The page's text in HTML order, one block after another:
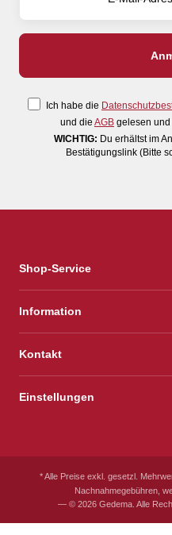
Ich habe die
und die AGB gelesen und
WICHTIG: Du erhältst im
Bestätigungslink (Bitte
Shop-Service
Information
Kontakt
Einstellungen
* Alle Preise exkl. gesetzl.
Nachnahmegebühren,
— © 2026 Gedema. Alle